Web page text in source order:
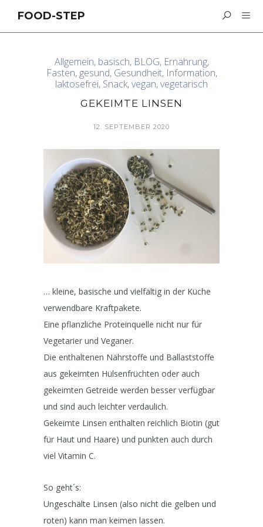
FOOD-STEP
Allgemein, basisch, BLOG, Ernährung,
Fasten, gesund, Gesundheit, Information,
laktosefrei, Snack,vegan,vegetarisch
GEKEIMTE LINSEN
12. SEPTEMBER 2020
… kleine, basische und vielfältig in der Küche
verwendbare Kraftpakete.
Eine pflanzliche Proteinquelle nicht nur für
Vegetarier und Veganer.
Die enthaltenen Nährstoffe und Ballaststoffe
aus gekeimten Hülsenfrüchten oder auch
gekeimten Getreide werden besser verfügbar
und sind auch leichter verdaulich.
Gekeimte Linsen enthalten reichlich Biotin (gut
für Haut und Haare) und punkten auch durch
viel Vitamin C.
So geht´s:
Ungeschälte Linsen (also nicht die gelben und
roten) kann man keimen lassen.